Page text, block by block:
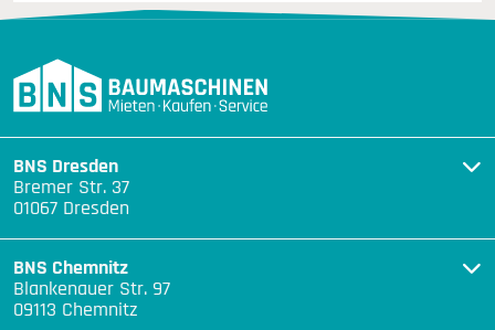
BNS Dresden
Bremer Str. 37
01067 Dresden
BNS Chemnitz
Blankenauer Str. 97
09113 Chemnitz